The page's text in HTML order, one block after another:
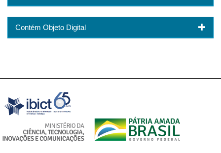
Contém Objeto Digital